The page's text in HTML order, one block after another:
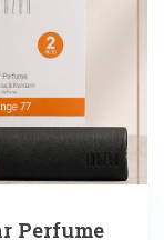
Perfume